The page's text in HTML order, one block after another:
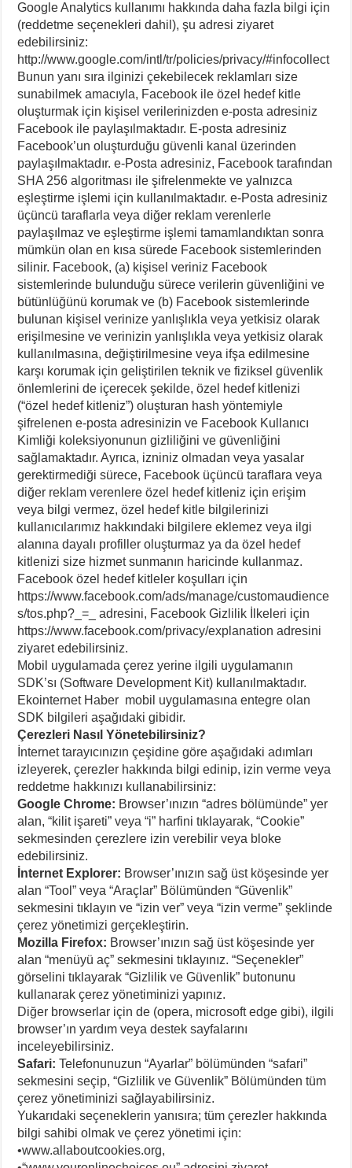
Google Analytics kullanımı hakkında daha fazla bilgi için
(reddetme seçenekleri dahil), şu adresi ziyaret
edebilirsiniz:
http://www.google.com/intl/tr/policies/privacy/#infocollect
Bunun yanı sıra ilginizi çekebilecek reklamları size
sunabilmek amacıyla, Facebook ile özel hedef kitle
oluşturmak için kişisel verilerinizden e-posta adresiniz
Facebook ile paylaşılmaktadır. E-posta adresiniz
Facebook’un oluşturduğu güvenli kanal üzerinden
paylaşılmaktadır. e-Posta adresiniz, Facebook tarafından
SHA 256 algoritması ile şifrelenmekte ve yalnızca
eşleştirme işlemi için kullanılmaktadır. e-Posta adresiniz
üçüncü taraflarla veya diğer reklam verenlerle
paylaşılmaz ve eşleştirme işlemi tamamlandıktan sonra
mümkün olan en kısa sürede Facebook sistemlerinden
silinir. Facebook, (a) kişisel veriniz Facebook
sistemlerinde bulunduğu sürece verilerin güvenliğini ve
bütünlüğünü korumak ve (b) Facebook sistemlerinde
bulunan kişisel verinize yanlışlıkla veya yetkisiz olarak
erişilmesine ve verinizin yanlışlıkla veya yetkisiz olarak
kullanılmasına, değiştirilmesine veya ifşa edilmesine
karşı korumak için geliştirilen teknik ve fiziksel güvenlik
önlemlerini de içerecek şekilde, özel hedef kitlenizi
(“özel hedef kitleniz”) oluşturan hash yöntemiyle
şifrelenen e-posta adresinizin ve Facebook Kullanıcı
Kimliği koleksiyonunun gizliliğini ve güvenliğini
sağlamaktadır. Ayrıca, izniniz olmadan veya yasalar
gerektirmediği sürece, Facebook üçüncü taraflara veya
diğer reklam verenlere özel hedef kitleniz için erişim
veya bilgi vermez, özel hedef kitle bilgilerinizi
kullanıcılarımız hakkındaki bilgilere eklemez veya ilgi
alanına dayalı profiller oluşturmaz ya da özel hedef
kitlenizi size hizmet sunmanın haricinde kullanmaz.
Facebook özel hedef kitleler koşulları için
https://www.facebook.com/ads/manage/customaudience
s/tos.php?_=_ adresini, Facebook Gizlilik İlkeleri için
https://www.facebook.com/privacy/explanation adresini
ziyaret edebilirsiniz.
Mobil uygulamada çerez yerine ilgili uygulamanın
SDK’sı (Software Development Kit) kullanılmaktadır.
Ekointernet Haber mobil uygulamasına entegre olan
SDK bilgileri aşağıdaki gibidir.
Çerezleri Nasıl Yönetebilirsiniz?
İnternet tarayıcınızın çeşidine göre aşağıdaki adımları
izleyerek, çerezler hakkında bilgi edinip, izin verme veya
reddetme hakkınızı kullanabilirsiniz:
Google Chrome: Browser’ınızın “adres bölümünde” yer
alan, “kilit işareti” veya “i” harfini tıklayarak, “Cookie”
sekmesinden çerezlere izin verebilir veya bloke
edebilirsiniz.
İnternet Explorer: Browser’ınızın sağ üst köşesinde yer
alan “Tool” veya “Araçlar” Bölümünden “Güvenlik”
sekmesini tıklayın ve “izin ver” veya “izin verme” şeklinde
çerez yönetimizi gerçekleştirin.
Mozilla Firefox: Browser’ınızın sağ üst köşesinde yer
alan “menüyü aç” sekmesini tıklayınız. “Seçenekler”
görselini tıklayarak “Gizlilik ve Güvenlik” butonunu
kullanarak çerez yönetiminizi yapınız.
Diğer browserlar için de (opera, microsoft edge gibi), ilgili
browser’ın yardım veya destek sayfalarını
inceleyebilirsiniz.
Safari: Telefonunuzun “Ayarlar” bölümünden “safari”
sekmesini seçip, “Gizlilik ve Güvenlik” Bölümünden tüm
çerez yönetiminizi sağlayabilirsiniz.
Yukarıdaki seçeneklerin yanısıra; tüm çerezler hakkında
bilgi sahibi olmak ve çerez yönetimi için:
•www.allaboutcookies.org,